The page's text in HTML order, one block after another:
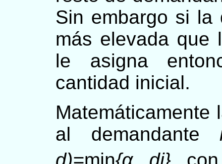
Sin embargo si
más elevada que
le asigna
cantidad inicial.
Matemáticamente
al demandante
d)=min{α, di},